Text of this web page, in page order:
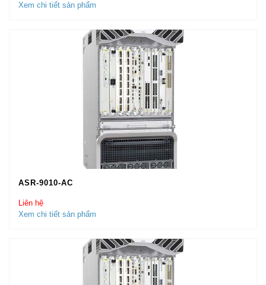
Xem chi tiết sản phẩm
ASR-9010-AC
Liên hệ
Xem chi tiết sản phẩm